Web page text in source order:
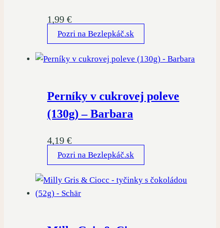
1,99 €
Pozri na Bezlepkáč.sk
Perníky v cukrovej poleve
(130g) – Barbara
4,19 €
Pozri na Bezlepkáč.sk